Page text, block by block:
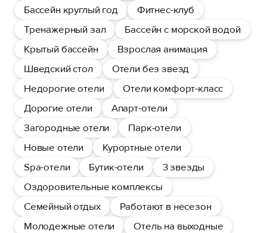
Бассейн круглый год
Фитнес-клуб
Тренажерный зал
Бассейн с морской водой
Крытый бассейн
Взрослая анимация
Шведский стол
Отели без звезд
Недорогие отели
Отели комфорт-класс
Дорогие отели
Апарт-отели
Загородные отели
Парк-отели
Новые отели
Курортные отели
Spa-отели
Бутик-отели
3 звезды
Оздоровительные комплексы
Семейный отдых
Работают в несезон
Молодежные отели
Отель на выходные